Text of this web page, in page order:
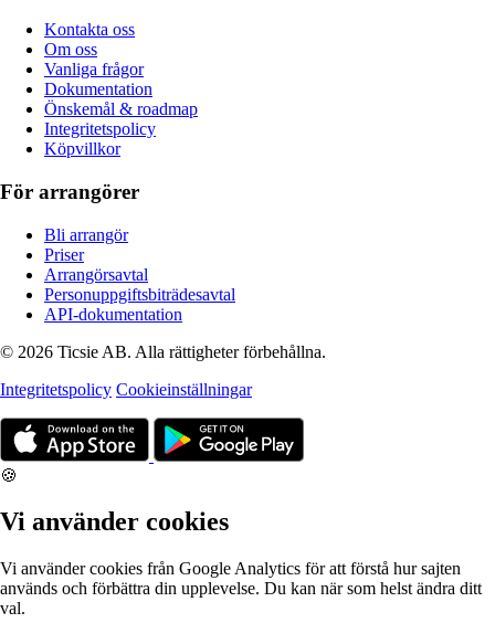
Kontakta oss
Om oss
Vanliga frågor
Dokumentation
Önskemål & roadmap
Integritetspolicy
Köpvillkor
För arrangörer
Bli arrangör
Priser
Arrangörsavtal
Personuppgiftsbiträdesavtal
API-dokumentation
© 2026 Ticsie AB. Alla rättigheter förbehållna.
Integritetspolicy Cookieinställningar
🍪
Vi använder cookies
Vi använder cookies från Google Analytics för att förstå hur sajten
används och förbättra din upplevelse. Du kan när som helst ändra ditt
val.